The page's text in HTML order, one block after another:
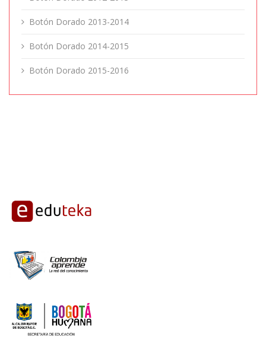
Botón Dorado 2013-2014
Botón Dorado 2014-2015
Botón Dorado 2015-2016